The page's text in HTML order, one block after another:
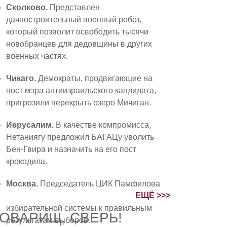
Сколково. Представлен
дачностроительный военный робот,
который позволит освободить тысячи
новобранцев для дедовщины в других
военных частях.
Чикаго. Демократы, продвигающие на
пост мэра антиизраильского кандидата,
пригрозили перекрыть озеро Мичиган.
Иерусалим. В качестве компромисса,
Нетаниягу предложил БАГАЦу уволить
Бен-Гвира и назначить на его пост
крокодила.
Москва. Председатель ЦИК Памфилова
избирательной системы к правильным
результатам выборов.
ЕЩЁ >>>
СВЕРЬ!